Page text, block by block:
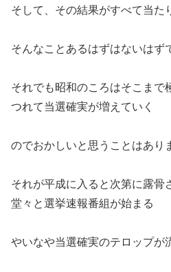
そして、その結果がすべて当た
そんなことあるはずはないはず
それでも昭和のころはそこまで
つれて当選確実が増えていく
のでおかしいと思うことはあり
それが平成に入ると次第に露骨
堂々と選挙速報番組が始まる
やいなや当選確実のテロップが